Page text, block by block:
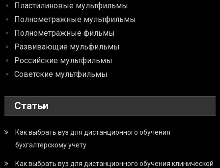
Пластилиновые мультфильмы
Полнометражные мультфильмы
Полнометражные фильмы
Развивающие мульфильмы
Российские мультфильмы
Советские мультфильмы
Статьи
Как выбрать вуз для дистанционного обучения
бухгалтерскому учету
Как выбрать вуз для дистанционного обучения клинической